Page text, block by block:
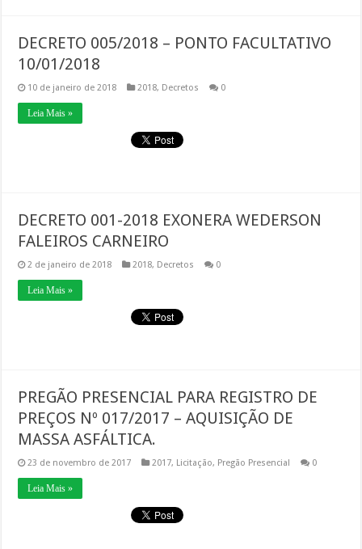
DECRETO 005/2018 – PONTO FACULTATIVO
10/01/2018
10 de janeiro de 2018 2018, Decretos 0
Leia Mais »
DECRETO 001-2018 EXONERA WEDERSON
FALEIROS CARNEIRO
2 de janeiro de 2018 2018, Decretos 0
Leia Mais »
PREGÃO PRESENCIAL PARA REGISTRO DE
PREÇOS Nº 017/2017 – AQUISIÇÃO DE
MASSA ASFÁLTICA.
23 de novembro de 2017 2017, Licitação, Pregão Presencial 0
Leia Mais »